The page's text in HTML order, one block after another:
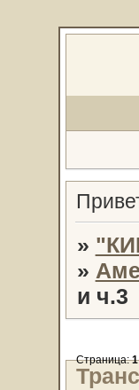
»
»
и ч.3
Страница:1